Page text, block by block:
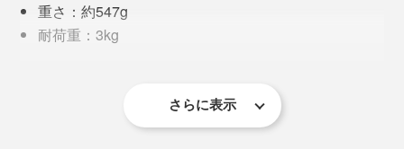
「クラムシェルモード」とは、ノートPCを閉じたまま、外部モニター、キーボー
ド、マウスを接続して、デスクトップPCのように使うスタイル
商品はスタイリッシュなBOX入りなので、整頓が苦手な
人へのプレゼントにもどうぞ。
本体のイメージはすぐに形になったものの、ネックにな
ったのが、留め具。
重さ：約547g
耐荷重：3kg
《設置可能なデスク・テーブルについて》
さらに表示